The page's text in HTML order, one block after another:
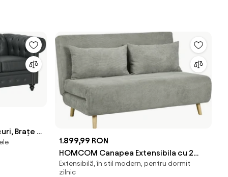
Brațe și
Negru
1.899,99 RON
HOMCOM Canapea Extensibila cu 2
Locuri, Gri | Aosom Romania
Extensibilă, în stil modern, pentru dormit
zilnic